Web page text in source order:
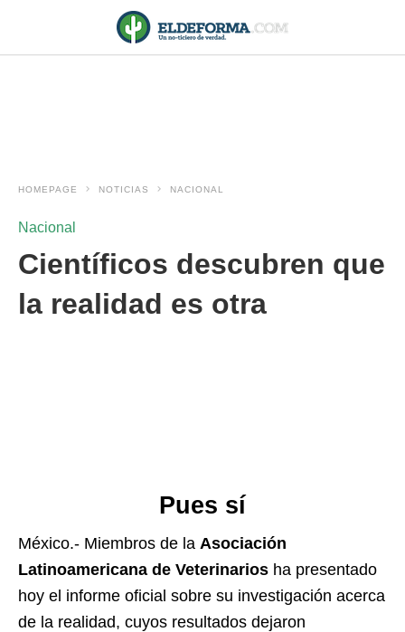
HOMEPAGE NOTICIAS NACIONAL
Nacional
Científicos descubren que
la realidad es otra
Pues sí
México.- Miembros de la Asociación
Latinoamericana de Veterinarios ha presentado
hoy el informe oficial sobre su investigación acerca
de la realidad, cuyos resultados dejaron